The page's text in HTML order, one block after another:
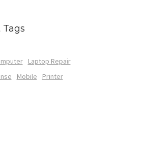
Laptop Repair
Mobile
Printer